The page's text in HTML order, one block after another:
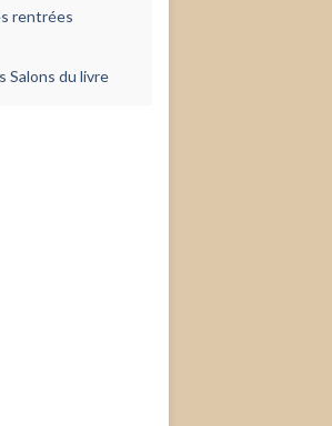
rentrées
Salons du livre